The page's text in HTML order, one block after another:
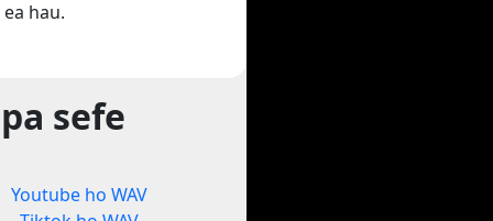
hau.
sefe
Youtube ho WAV